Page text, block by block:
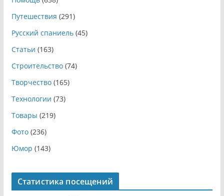
Путешествия (291)
Русский спаниель(45)
Статьи (163)
Строительство(74)
Творчество(165)
Технологии (73)
Товары (219)
Фото(236)
Юмор (143)
Статистика посещений